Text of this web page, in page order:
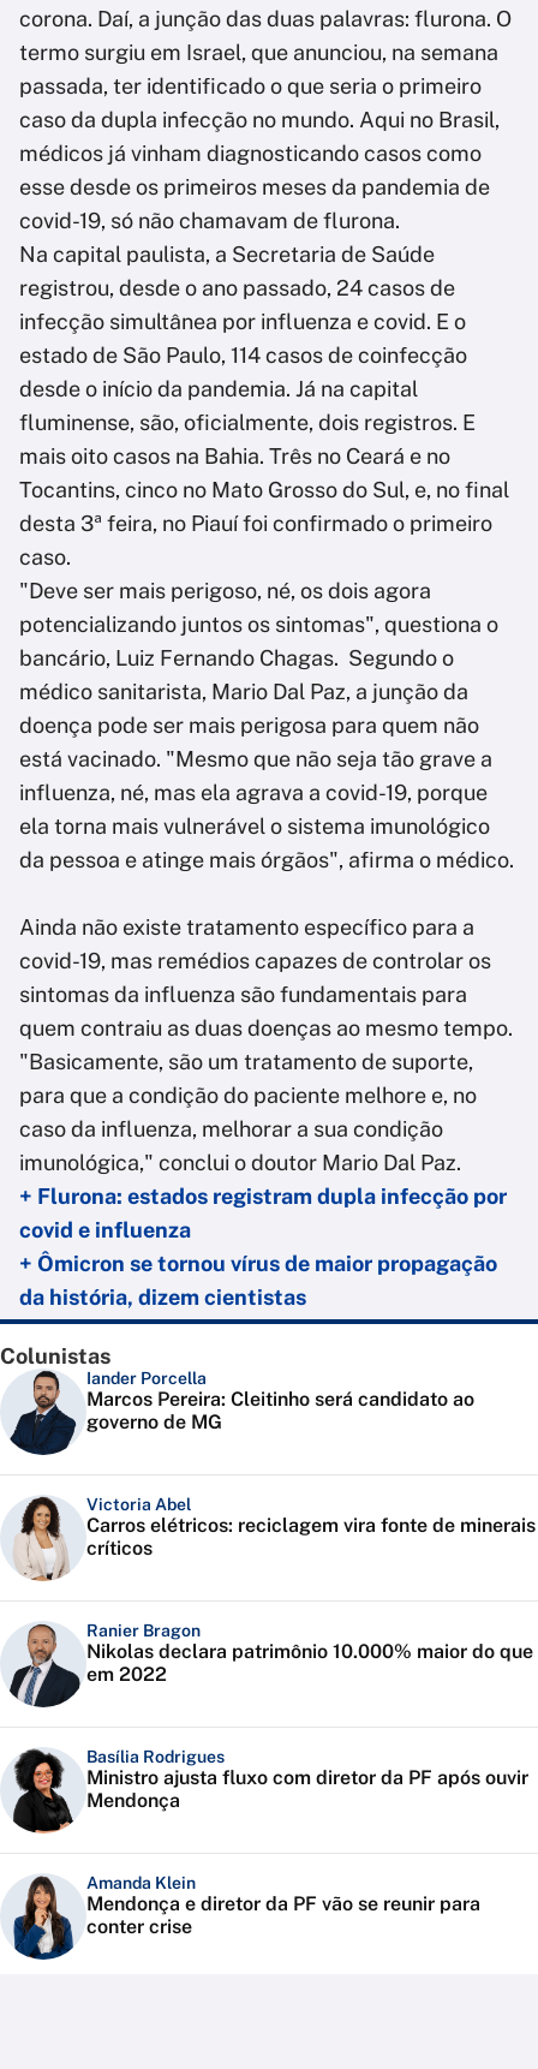
corona. Daí, a junção das duas palavras: flurona. O
termo surgiu em Israel, que anunciou, na semana
passada, ter identificado o que seria o primeiro
caso da dupla infecção no mundo. Aqui no Brasil,
médicos já vinham diagnosticando casos como
esse desde os primeiros meses da pandemia de
covid-19, só não chamavam de flurona.
Na capital paulista, a Secretaria de Saúde
registrou, desde o ano passado, 24 casos de
infecção simultânea por influenza e covid. E o
estado de São Paulo, 114 casos de coinfecção
desde o início da pandemia. Já na capital
fluminense, são, oficialmente, dois registros. E
mais oito casos na Bahia. Três no Ceará e no
Tocantins, cinco no Mato Grosso do Sul, e, no final
desta 3ª feira, no Piauí foi confirmado o primeiro
caso.
"Deve ser mais perigoso, né, os dois agora
potencializando juntos os sintomas", questiona o
bancário, Luiz Fernando Chagas. Segundo o
médico sanitarista, Mario Dal Paz, a junção da
doença pode ser mais perigosa para quem não
está vacinado. "Mesmo que não seja tão grave a
influenza, né, mas ela agrava a covid-19, porque
ela torna mais vulnerável o sistema imunológico
da pessoa e atinge mais órgãos", afirma o médico.
Ainda não existe tratamento específico para a
covid-19, mas remédios capazes de controlar os
sintomas da influenza são fundamentais para
quem contraiu as duas doenças ao mesmo tempo.
"Basicamente, são um tratamento de suporte,
para que a condição do paciente melhore e, no
caso da influenza, melhorar a sua condição
imunológica," conclui o doutor Mario Dal Paz.
+ Flurona: estados registram dupla infecção por
covid e influenza
+ Ômicron se tornou vírus de maior propagação
da história, dizem cientistas
Colunistas
Iander Porcella
Marcos Pereira: Cleitinho será candidato ao
governo de MG
Victoria Abel
Carros elétricos: reciclagem vira fonte de minerais
críticos
Ranier Bragon
Nikolas declara patrimônio 10.000% maior do que
em 2022
Basília Rodrigues
Ministro ajusta fluxo com diretor da PF após ouvir
Mendonça
Amanda Klein
Mendonça e diretor da PF vão se reunir para
conter crise